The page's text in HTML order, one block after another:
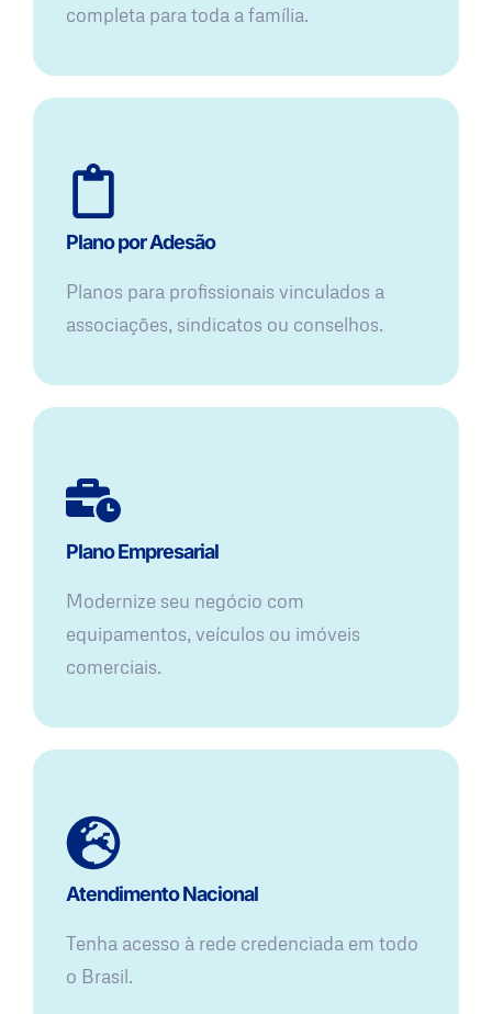
completa para toda a família.
Plano por Adesão
Planos para profissionais vinculados a
associações, sindicatos ou conselhos.
Plano Empresarial
Modernize seu negócio com
equipamentos, veículos ou imóveis
comerciais.
Atendimento Nacional
Tenha acesso à rede credenciada em todo
o Brasil.